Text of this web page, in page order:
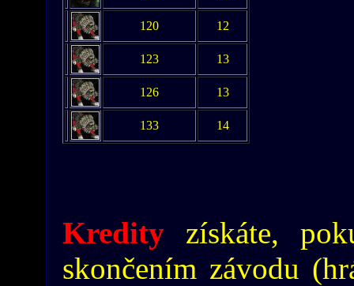
120 12
123 13
126 13
133 14
Kredity získáte,
skončením závodu